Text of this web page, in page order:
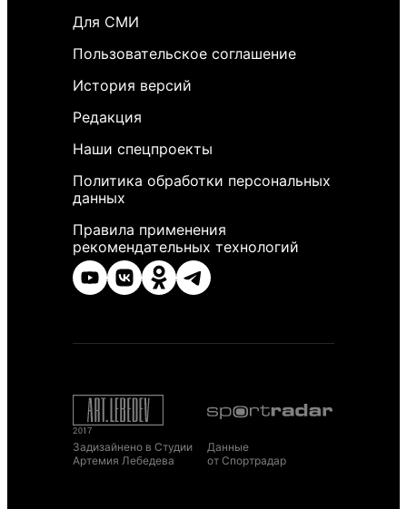
Для СМИ
Пользовательское соглашение
История версий
Редакция
Наши спецпроекты
Политика обработки персональных
данных
Правила применения
рекомендательных технологий
Задизайнено в Студии
Артемия Лебедева
Данные
от Спортрадар